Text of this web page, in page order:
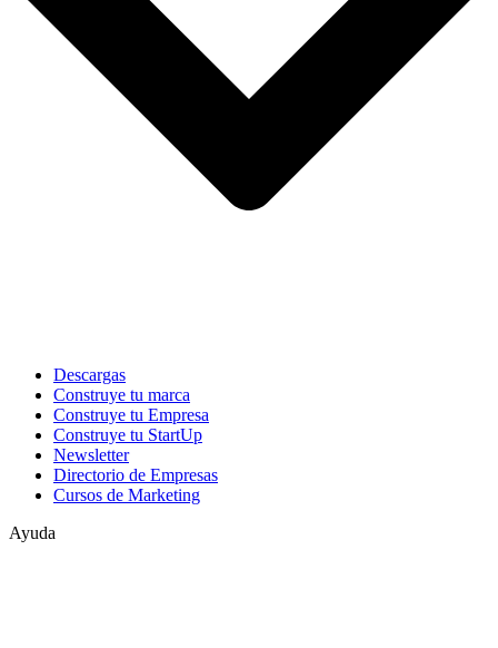
Descargas
Construye tu marca
Construye tu Empresa
Construye tu StartUp
Newsletter
Directorio de Empresas
Cursos de Marketing
Ayuda